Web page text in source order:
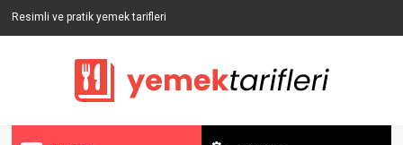
Resimli ve pratik yemek tarifleri